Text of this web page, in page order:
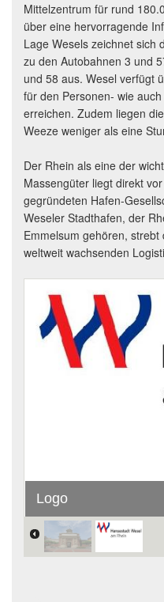
Mittelzentrum für rund
über eine hervorragende
Lage Wesels zeichnet sich
zu den Autobahnen 3 und
und 58 aus. Wesel verfügt
für den Personen- wie
erreichen. Zudem liegen
Weeze weniger als eine
Der Rhein als eine der
Massengüter liegt direkt
gegründeten Hafen-
Weseler Stadthafen, der
Emmelsum gehören,
weltweit wachsenden
Logo